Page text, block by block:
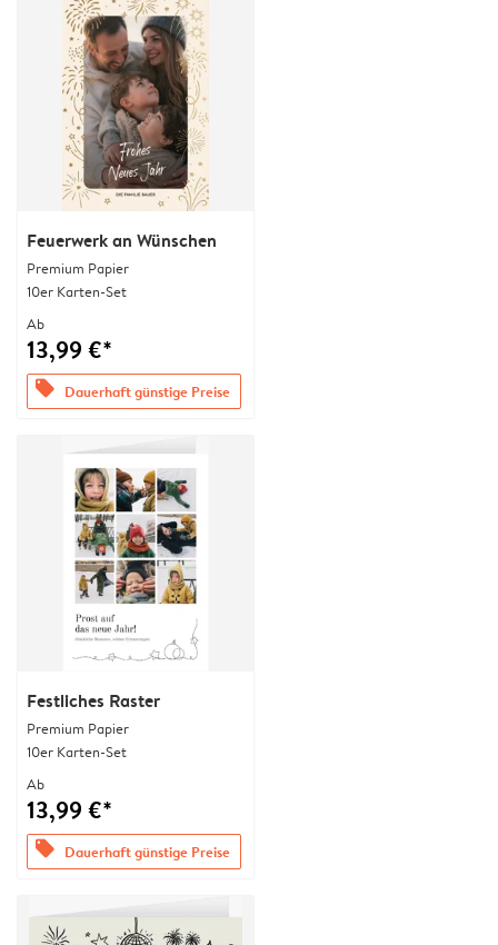
Feuerwerk an Wünschen
Premium Papier
10er Karten-Set
Ab
13,99 €*
offers Dauerhaft günstige Preise
Festliches Raster
Premium Papier
10er Karten-Set
Ab
13,99 €*
offers Dauerhaft günstige Preise